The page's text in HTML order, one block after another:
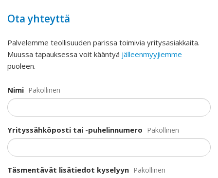
Ota yhteyttä
Palvelemme teollisuuden parissa toimivia yritysasiakkaita.
Muussa tapauksessa voit kääntyä jälleenmyyjiemme
puoleen.
Nimi Pakollinen
Yrityssähköposti tai -puhelinnumero Pakollinen
Täsmentävät lisätiedot kyselyyn Pakollinen